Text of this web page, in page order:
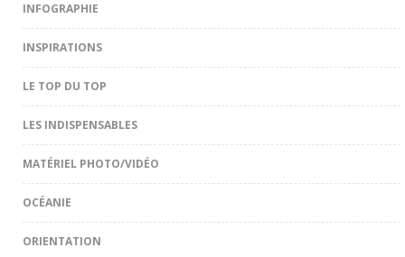
INFOGRAPHIE
INSPIRATIONS
LE TOP DU TOP
LES INDISPENSABLES
MATÉRIEL PHOTO/VIDÉO
OCÉANIE
ORIENTATION